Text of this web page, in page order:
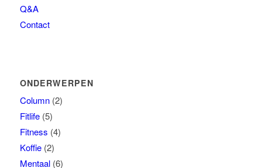
Q&A
Contact
ONDERWERPEN
Column(2)
Fitlife(5)
Fitness (4)
Koffie(2)
Mentaal(6)